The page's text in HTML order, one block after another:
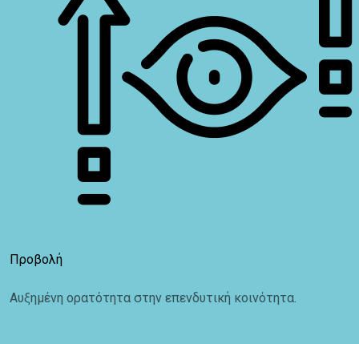
Προβολή
Αυξημένη ορατότητα στην επενδυτική κοινότητα.